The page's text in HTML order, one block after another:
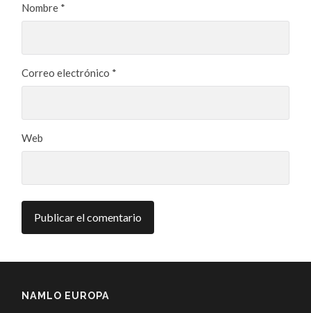
Nombre *
Correo electrónico *
Web
NAMLO EUROPA